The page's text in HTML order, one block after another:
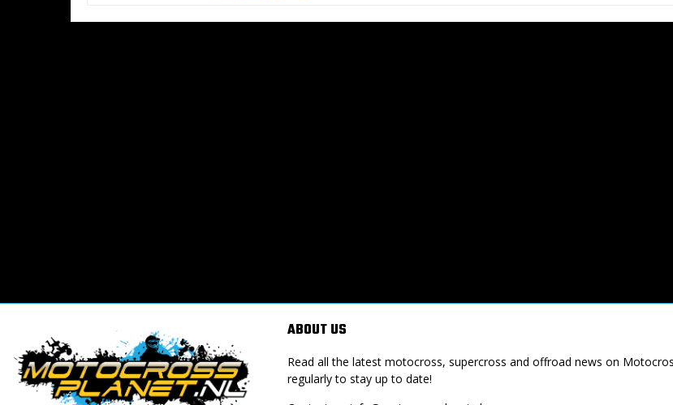
ABOUT US
Read all the latest motocross, supercross and offroad news on
regularly to stay up to date!